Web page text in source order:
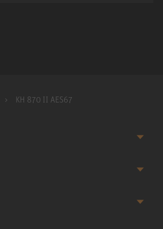
KH 870 II AES67